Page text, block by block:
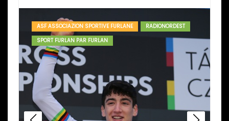
ASF ASSOCIAZION SPORTIVE FURLANE
RADIONORDEST
SPORT FURLAN PAR FURLAN